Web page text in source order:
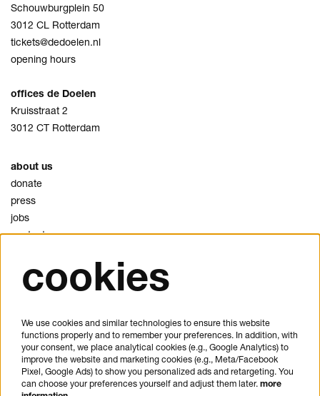
Schouwburgplein 50
3012 CL Rotterdam
tickets@dedoelen.nl
opening hours
offices de Doelen
Kruisstraat 2
3012 CT Rotterdam
about us
donate
press
jobs
contact
privacy
cookies
plan your visit
FAQ
house rules
general visitor conditions
cookies
We use cookies and similar technologies to ensure this website
functions properly and to remember your preferences. In addition, with
your consent, we place analytical cookies (e.g., Google Analytics) to
improve the website and marketing cookies (e.g., Meta/Facebook
Pixel, Google Ads) to show you personalized ads and retargeting. You
can choose your preferences yourself and adjust them later. more